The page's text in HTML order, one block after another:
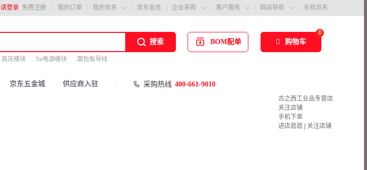
请登录 免费注册 我的订单 我的京东  京东会员 企业采购  客户服务  网站导航  手机京东
搜索
高压模块 5v电源模块 面包板导线
BOM配单
0
购物车
京东五金城 供应商入驻 采购热线 400-661-9010
古之西工业品专营店
关注店铺
手机下单
进店逛逛
关注店铺